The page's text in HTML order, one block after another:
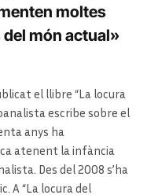
moltes
món actual»
el llibre “La locura
escribe sobre el
anys ha
atenent la infància
Des del 2008 s’ha
A “La locura del